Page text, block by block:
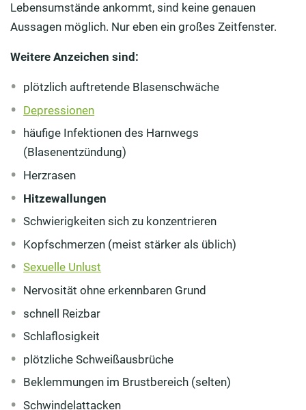
Lebensumstände ankommt, sind keine genauen
Aussagen möglich. Nur eben ein großes Zeitfenster.
Weitere Anzeichen sind:
plötzlich auftretende Blasenschwäche
Depressionen
häufige Infektionen des Harnwegs
(Blasenentzündung)
Herzrasen
Hitzewallungen
Schwierigkeiten sich zu konzentrieren
Kopfschmerzen (meist stärker als üblich)
Sexuelle Unlust
Nervosität ohne erkennbaren Grund
schnell Reizbar
Schlaflosigkeit
plötzliche Schweißausbrüche
Beklemmungen im Brustbereich (selten)
Schwindelattacken